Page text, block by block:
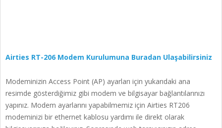
Airties RT-206 Modem Kurulumuna Buradan Ulaşabilirsiniz
Modeminizin Access Point (AP) ayarları için yukarıdaki ana
resimde gösterdiğimiz gibi modem ve bilgisayar bağlantılarınızı
yapınız. Modem ayarlarını yapabilmemiz için Airties RT206
modeminizi bir ethernet kablosu yardımı ile direkt olarak